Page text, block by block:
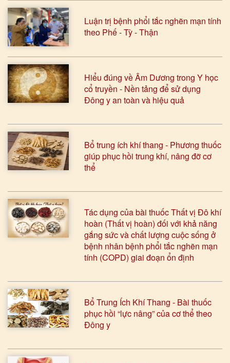
Luận trị bệnh phổi tắc nghẽn mạn tính
theo Phế - Tỳ - Thận
Hiểu đúng về Âm Dương trong Y học
cổ truyền - Nền tảng để sử dụng
Đông y an toàn và hiệu quả
Bổ trung ích khí thang - Phương thuốc
giúp phục hồi trung khí, nâng đỡ cơ
thể
Tác dụng của bài thuốc Thất vị Đô khí
hoàn (Thất vị hoàn) đối với khả năng
gắng sức và chất lượng cuộc sống ở
bệnh nhân bệnh phổi tắc nghẽn mạn
tính (COPD) giai đoạn ổn định
Bổ Trung Ích Khí Thang - Bài thuốc
phục hồi “lực nâng” của cơ thể theo
Đông y